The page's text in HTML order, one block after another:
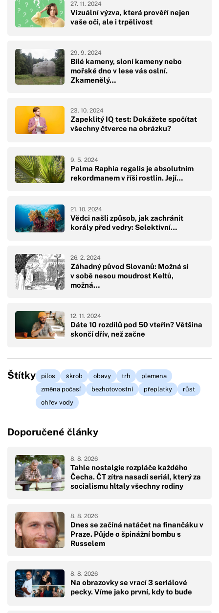
Vizuální výzva, která prověří nejen
vaše oči, ale i trpělivost
27. 11. 2024
Bílé kameny, sloní kameny nebo
mořské dno v lese vás oslní.
Zkamenělý…
29. 9. 2024
Zapeklitý IQ test: Dokážete spočítat
všechny čtverce na obrázku?
23. 10. 2024
Palma Raphia regalis je absolutním
rekordmanem v říši rostlin. Její…
9. 5. 2024
Vědci našli způsob, jak zachránit
korály před vedry: Selektivní…
21. 10. 2024
Záhadný původ Slovanů: Možná si
v sobě nesou moudrost Keltů,
možná…
26. 2. 2024
Dáte 10 rozdílů pod 50 vteřin? Většina
skončí dřív, než začne
12. 11. 2024
Štítky pilos škrob obavy trh
plemena
změna počasí
bezhotovostní přeplatky
růst
ohřev vody
Doporučené články
Tahle nostalgie rozpláče každého
Čecha. ČT zítra nasadí seriál, který za
socialismu hltaly všechny rodiny
8. 8. 2026
Dnes se začíná natáčet na finančáku v
Praze. Půjde o špinážní bombu s
Russelem
8. 8. 2026
Na obrazovky se vrací 3 seriálové
pecky. Víme jako první, kdy to bude
8. 8. 2026